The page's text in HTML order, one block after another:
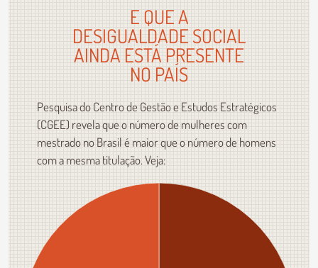
E QUE A
DESIGUALDADE SOCIAL
AINDA ESTÁ PRESENTE
NO PAÍS
Pesquisa do Centro de Gestão e Estudos Estratégicos
(CGEE) revela que o número de mulheres com
mestrado no Brasil é maior que o número de homens
com a mesma titulação. Veja: